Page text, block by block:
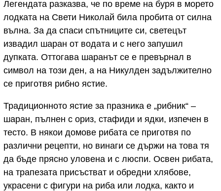
Легендата разказва, че по време на буря в морето
лодката на Свети Николай била пробита от силна
вълна. За да спаси спътниците си, светецът
извадил шаран от водата и с него запушил
дупката. Оттогава шаранът се е превърнал в
символ на този ден, а на Никулден задължително
се приготвя рибно ястие.
Традиционното ястие за празника е „рибник“ –
шаран, пълнен с ориз, стафиди и ядки, изпечен в
тесто. В някои домове рибата се приготвя по
различни рецепти, но винаги се държи на това тя
да бъде прясно уловена и с люспи. Освен рибата,
на трапезата присъстват и обредни хлябове,
украсени с фигури на риба или лодка, както и